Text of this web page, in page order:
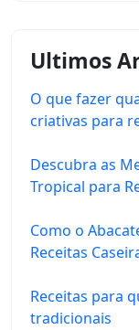
Ultimos
O que fazer
criativas para
Descubra as
Tropical para
Como o
Receitas
Receitas para
tradicionais